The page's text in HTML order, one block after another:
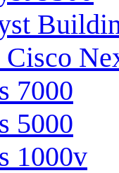
7000
5000
1000v